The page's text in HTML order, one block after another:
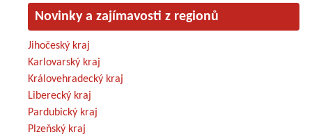
Novinky a zajímavosti z regionů
Jihočeský kraj
Karlovarský kraj
Královehradecký kraj
Liberecký kraj
Pardubický kraj
Plzeňský kraj